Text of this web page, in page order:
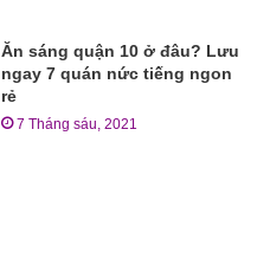
Ăn sáng quận 10 ở đâu? Lưu
ngay 7 quán nức tiếng ngon
rẻ
7 Tháng sáu, 2021